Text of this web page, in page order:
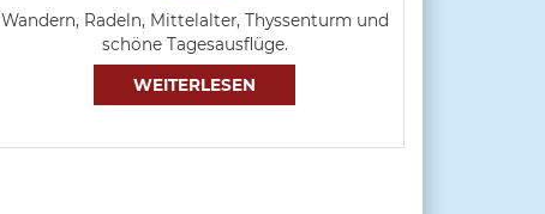
Wandern, Radeln, Mittelalter, Thyssenturm und
schöne Tagesausflüge.
WEITERLESEN